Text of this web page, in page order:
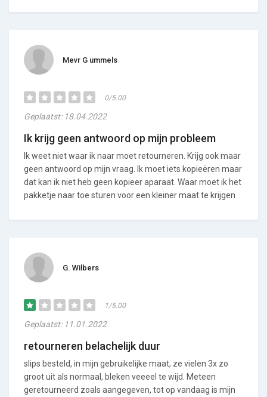
Mevr G ummels
0/5.00
Geplaatst: 18.04.2022
Ik krijg geen antwoord op mijn probleem
Ik weet niet waar ik naar moet retourneren. Krijg ook maar
geen antwoord op mijn vraag. Ik moet iets kopieëren maar
dat kan ik niet heb geen kopieer aparaat. Waar moet ik het
pakketje naar toe sturen voor een kleiner maat te krijgen
G. Wilbers
1/5.00
Geplaatst: 11.01.2022
retourneren belachelijk duur
slips besteld, in mijn gebruikelijke maat, ze vielen 3x zo
groot uit als normaal, bleken veeeel te wijd. Meteen
geretourneerd zoals aangegeven, tot op vandaag is mijn